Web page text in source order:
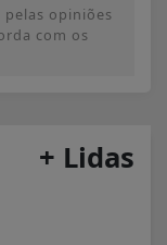
pelas opiniões
com os
+ Lidas